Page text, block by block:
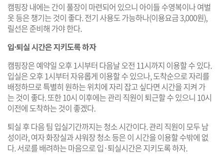
캠핑장 내에는 간이 풀장이 마련되어 있으니 아이들 수영복이나 여벌
옷 등은 챙기는 것이 좋다. 전기 사용도 가능하나(이용요금 3,000원),
릴선은 준비해 가야 한다.
입·퇴실 시간은 지키도록 하자
캠핑장은 예약일 오후 1시부터 다음날 오전 11시까지 이용할 수 있다.
입실은 오후 1시부터 자유롭게 이용할 수 있으나, 도착순으로 자리를
배정하므로 특별히 원하는 위치에 자리 잡고 싶다면 시간을 지켜 가
는 것이 좋다. 또한 10시 이후에는 관리 직원이 퇴근할 수 있으니 10시
이전에 도착하는 것이 좋겠다.
퇴실 후 다음 팀 입실기간까지는 청소 시간이다. 관리 직원이 모두 남
성이라, 여자 화장실과 샤워장 청소 등은 이 시간을 이용할 수밖에 없
다. 서로를 배려하는 마음으로 입·퇴실시간은 지키도록 하자.